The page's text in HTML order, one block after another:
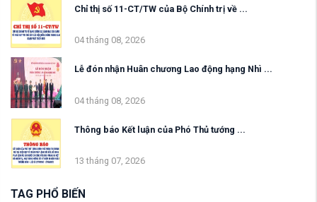
Chỉ thị số 11-CT/TW của Bộ Chính trị về ...
04 tháng 08, 2026
Lễ đón nhận Huân chương Lao động hạng Nhì ...
04 tháng 08, 2026
Thông báo Kết luận của Phó Thủ tướng ...
13 tháng 07, 2026
TAG PHỔ BIẾN